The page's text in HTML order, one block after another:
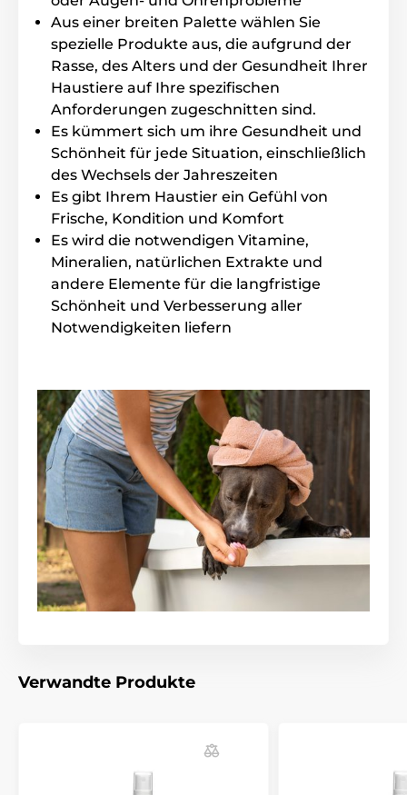
Parfum (Limonene, Linalool).
Vorteile
Es reizt oder verändert die olfaktorischen
Eigenschaften des Tieres nicht
Verursacht keine Reizungen und Niesen
Frischer und süßer angenehmer Duft
Neutraler pH-Wert
Enthält keinen Alkohol
Inhalt der Packung
Menforsan Parfüm mit Erdbeerduft
Technische Spezifikationen können ohne vorherige
Ankündigung geändert werden. Die Bilder dienen nur
zur Illustration.
Das Produkt ist in Kategorien eingeteilt
Haustierbedarf Pflege Für Hunde
Haut und Fellpflege
Aus einer breiten Palette wählen Sie
spezielle Produkte aus, die aufgrund der
Rasse, des Alters und der Gesundheit Ihrer
Haustiere auf Ihre spezifischen
Anforderungen zugeschnitten sind.
Es kümmert sich um ihre Gesundheit und
Schönheit für jede Situation, einschließlich
des Wechsels der Jahreszeiten
Es gibt Ihrem Haustier ein Gefühl von
Frische, Kondition und Komfort
Es wird die notwendigen Vitamine,
Mineralien, natürlichen Extrakte und
andere Elemente für die langfristige
Schönheit und Verbesserung aller
Notwendigkeiten liefern
Verwandte Produkte